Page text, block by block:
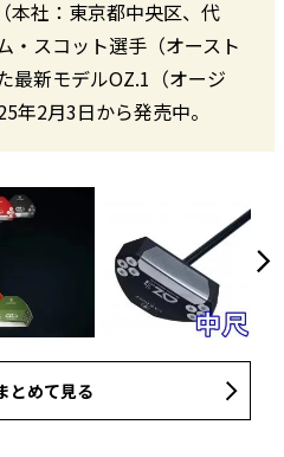
本社：東京都中央区、代
・スコット選手（オースト
最新モデルOZ.1（オージ
年2月3日から発売中。
とめて見る